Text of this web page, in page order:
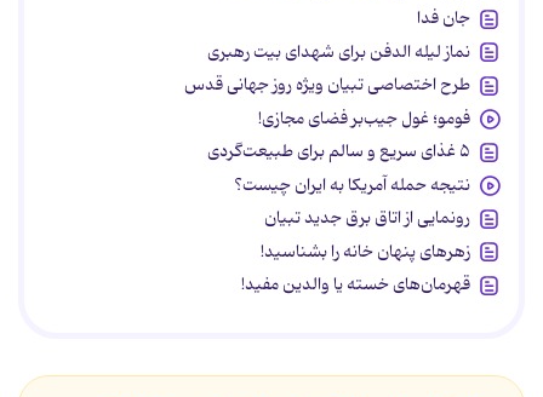
جان فدا
نماز لیله الدفن برای شهدای بیت رهبری
طرح اختصاصی تبیان ویژه روز جهانی قدس
فومو؛ غول جیب‌بر فضای مجازی!
۵ غذای سریع و سالم برای طبیعت‌گردی
نتیجه حمله آمریکا به ایران چیست؟
رونمایی از اتاق برق جدید تبیان
زهرهای پنهان خانه را بشناسید!
قهرمان‌های خسته یا والدین مفید!